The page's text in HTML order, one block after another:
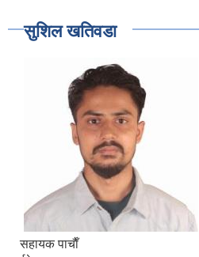
सुशिल खतिवडा
सहायक पाचाैँ